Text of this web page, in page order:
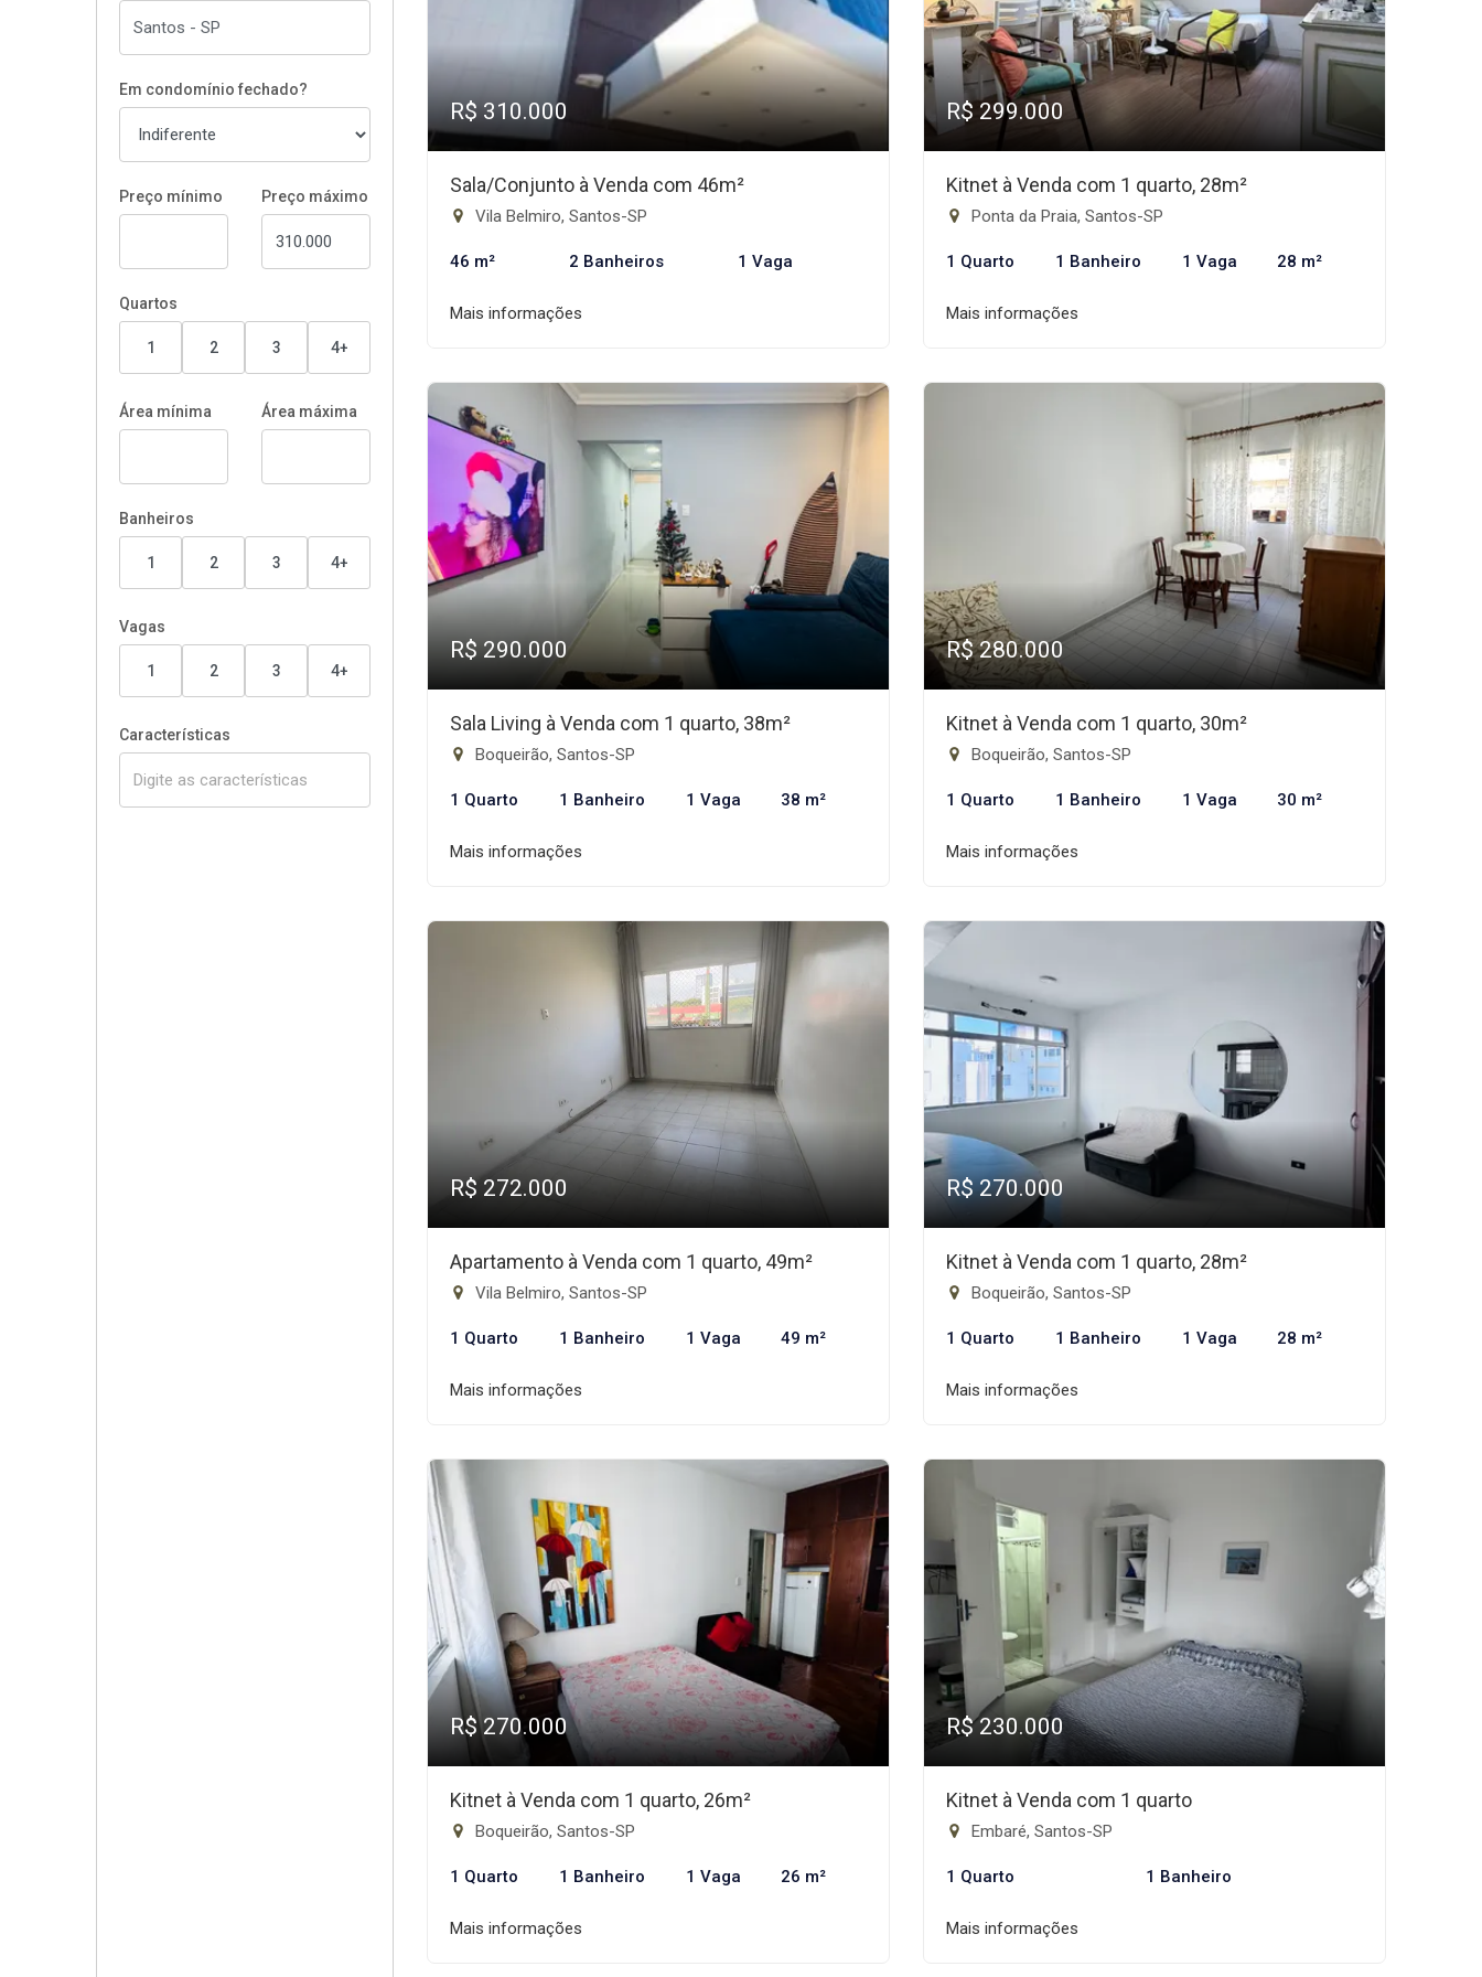
Em condomínio fechado?
Preço mínimo Preço máximo
Quartos
1 2 3 4+
Área mínima Área máxima
Banheiros
1 2 3 4+
Vagas
1 2 3 4+
Características
R$ 310.000
Sala/Conjunto à Venda com 46m²
Vila Belmiro, Santos-SP
46 m² 2 Banheiros 1 Vaga
Mais informações
R$ 299.000
Kitnet à Venda com 1 quarto, 28m²
Ponta da Praia, Santos-SP
1 Quarto 1 Banheiro 1 Vaga 28 m²
Mais informações
R$ 290.000
Sala Living à Venda com 1 quarto, 38m²
Boqueirão, Santos-SP
1 Quarto 1 Banheiro 1 Vaga 38 m²
Mais informações
R$ 280.000
Kitnet à Venda com 1 quarto, 30m²
Boqueirão, Santos-SP
1 Quarto 1 Banheiro 1 Vaga 30 m²
Mais informações
R$ 272.000
Apartamento à Venda com 1 quarto, 49m²
Vila Belmiro, Santos-SP
1 Quarto 1 Banheiro 1 Vaga 49 m²
Mais informações
R$ 270.000
Kitnet à Venda com 1 quarto, 28m²
Boqueirão, Santos-SP
1 Quarto 1 Banheiro 1 Vaga 28 m²
Mais informações
R$ 270.000
Kitnet à Venda com 1 quarto, 26m²
Boqueirão, Santos-SP
1 Quarto 1 Banheiro 1 Vaga 26 m²
Mais informações
R$ 230.000
Kitnet à Venda com 1 quarto
Embaré, Santos-SP
1 Quarto 1 Banheiro
Mais informações